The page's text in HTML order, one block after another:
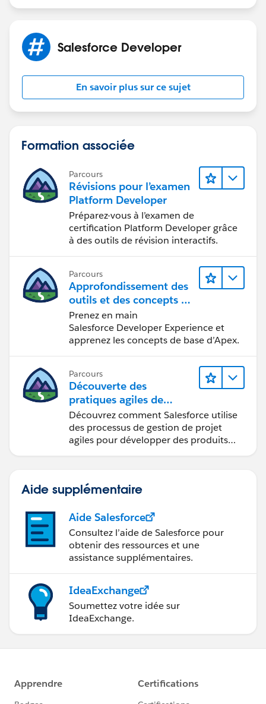
Salesforce Developer
En savoir plus sur ce sujet
Formation associée
Parcours
Révisions pour l’examen
Platform Developer
Préparez-vous à l’examen de
certification Platform Developer grâce
à des outils de révision interactifs.
Parcours
Approfondissement des
outils et des concepts de
développement
Salesforce
Prenez en main
Salesforce Developer Experience et
apprenez les concepts de base d’Apex.
Parcours
Découverte des
pratiques agiles de
Salesforce
Découvrez comment Salesforce utilise
des processus de gestion de projet
agiles pour développer des produits
Aide supplémentaire
Aide Salesforce
Consultez l’aide de Salesforce pour
obtenir des ressources et une
assistance supplémentaires.
IdeaExchange
Soumettez votre idée sur
IdeaExchange.